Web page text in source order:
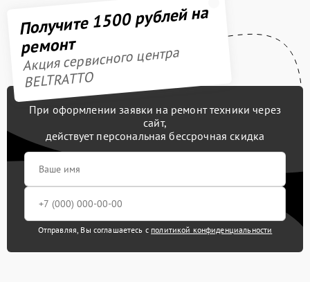
Получите 1500 рублей на
ремонт
Акция сервисного центра
BELTRATTO
При оформлении заявки на ремонт техники через
сайт,
действует персональная бессрочная скидка
Отправляя, Вы соглашаетесь с политикой конфиденциальности